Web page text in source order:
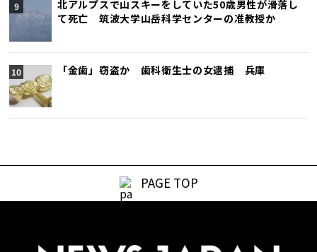
北アルプスで山スキーをしていた50歳男性が滑落し
て死亡 筑波大学山岳科学センターの准教授か
「金歯」窃盗か 歯科衛生士の女逮捕 兵庫
PAGE TOP